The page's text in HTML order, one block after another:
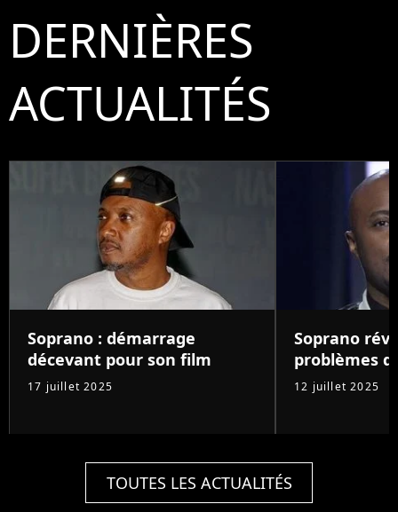
DERNIÈRES
ACTUALITÉS
Soprano : démarrage
décevant pour son film
17 juillet 2025
Soprano
problèmes
12 juillet 2025
TOUTES LES ACTUALITÉS